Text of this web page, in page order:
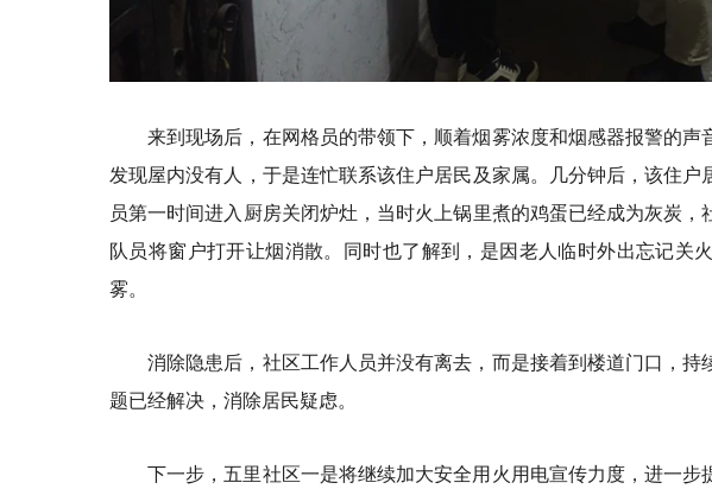
来到现场后，在网格员的带领下，顺着烟雾浓度和烟感器报警的
发现屋内没有人，于是连忙联系该住户居民及家属。几分钟后，该住
员第一时间进入厨房关闭炉灶，当时火上锅里煮的鸡蛋已经成为灰炭
队员将窗户打开让烟消散。同时也了解到，是因老人临时外出忘记关
雾。
消除隐患后，社区工作人员并没有离去，而是接着到楼道门口，
题已经解决，消除居民疑虑。
下一步，五里社区一是将继续加大安全用火用电宣传力度，进一